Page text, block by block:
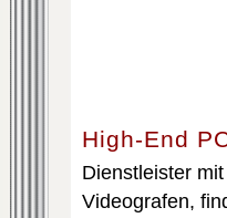
High-End
Dienstleister
Videografen,